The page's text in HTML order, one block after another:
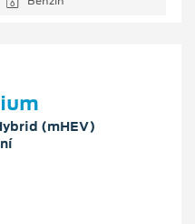
(mHEV)